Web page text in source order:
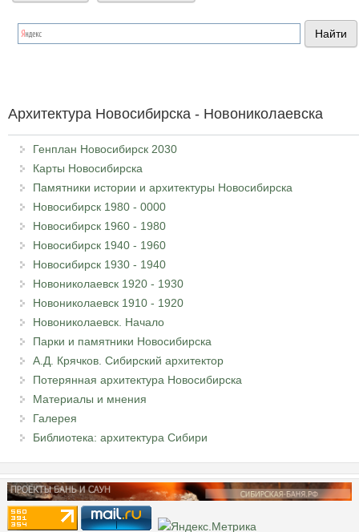
Архитектура Новосибирска - Новониколаевска
Генплан Новосибирск 2030
Карты Новосибирска
Памятники истории и архитектуры Новосибирска
Новосибирск 1980 - 0000
Новосибирск 1960 - 1980
Новосибирск 1940 - 1960
Новосибирск 1930 - 1940
Новониколаевск 1920 - 1930
Новониколаевск 1910 - 1920
Новониколаевск. Начало
Парки и памятники Новосибирска
А.Д. Крячков. Сибирский архитектор
Потерянная архитектура Новосибирска
Материалы и мнения
Галерея
Библиотека: архитектура Сибири